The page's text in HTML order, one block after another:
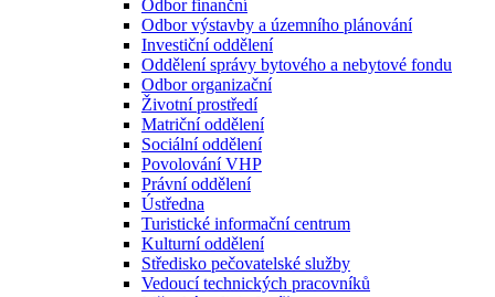
Odbor finanční
Odbor výstavby a územního plánování
Investiční oddělení
Oddělení správy bytového a nebytové fondu
Odbor organizační
Životní prostředí
Matriční oddělení
Sociální oddělení
Povolování VHP
Právní oddělení
Ústředna
Turistické informační centrum
Kulturní oddělení
Středisko pečovatelské služby
Vedoucí technických pracovníků